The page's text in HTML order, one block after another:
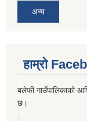
अन्य
हाम्रो
बलेफी गाउँपालिकाको
छ।